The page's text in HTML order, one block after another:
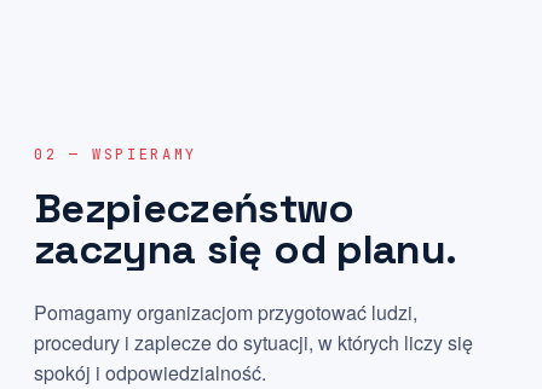
02 — WSPIERAMY
Bezpieczeństwo
zaczyna się od planu.
Pomagamy organizacjom przygotować ludzi,
procedury i zaplecze do sytuacji, w których liczy się
spokój i odpowiedzialność.